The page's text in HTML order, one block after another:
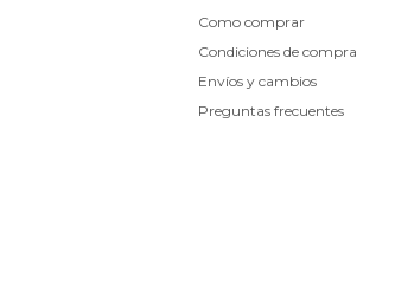
Como comprar
Condiciones de compra
Envíos y cambios
Preguntas frecuentes